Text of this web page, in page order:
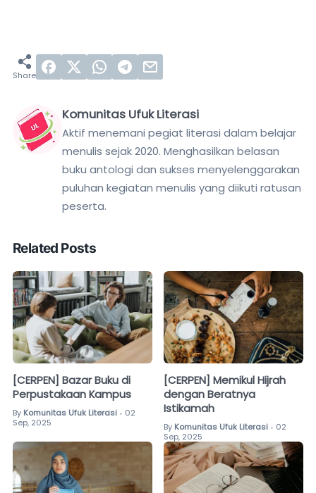
Komunitas Ufuk Literasi
Aktif menemani pegiat literasi dalam belajar
menulis sejak 2020. Menghasilkan belasan
buku antologi dan sukses menyelenggarakan
puluhan kegiatan menulis yang diikuti ratusan
peserta.
Related Posts
[CERPEN] Bazar Buku di
Perpustakaan Kampus
By Komunitas Ufuk Literasi • 02
Sep, 2025
[CERPEN] Memikul Hijrah
dengan Beratnya
Istikamah
By Komunitas Ufuk Literasi • 02
Sep, 2025